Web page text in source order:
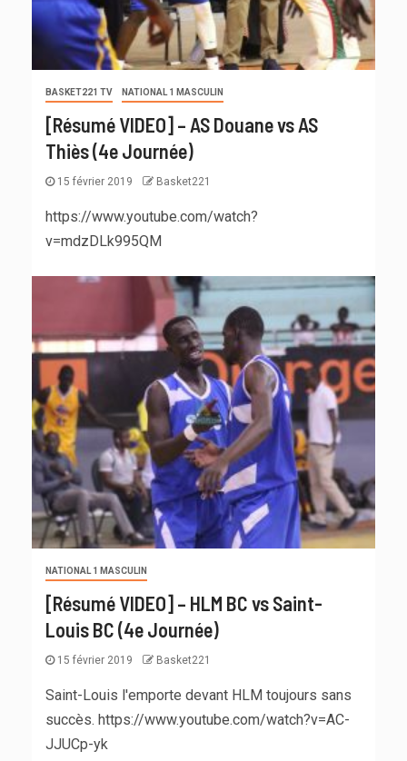
BASKET221 TV NATIONAL 1 MASCULIN
[Résumé VIDEO] – AS Douane vs AS
Thiès (4e Journée)
15 février 2019 Basket221
https://www.youtube.com/watch?
v=mdzDLk995QM
NATIONAL 1 MASCULIN
[Résumé VIDEO] – HLM BC vs Saint-
Louis BC (4e Journée)
15 février 2019 Basket221
Saint-Louis l'emporte devant HLM toujours sans
succès. https://www.youtube.com/watch?v=AC-
JJUCp-yk